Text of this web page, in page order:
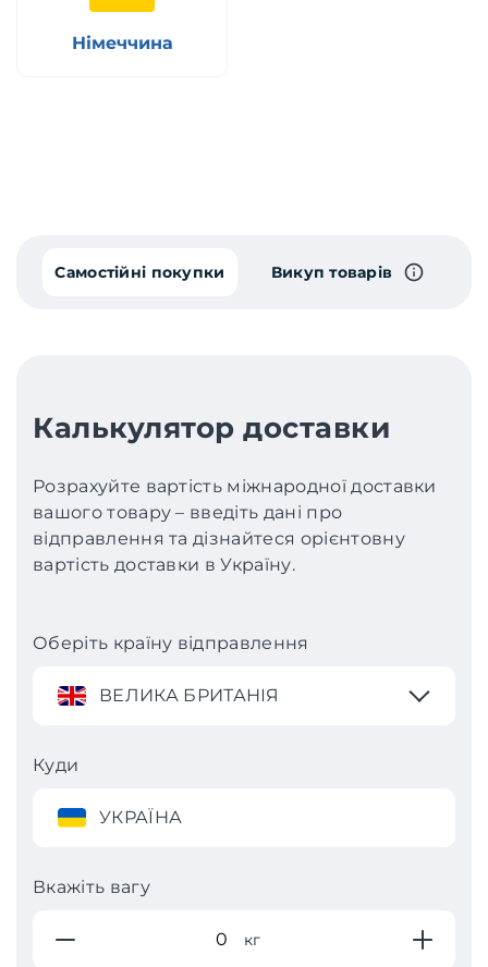
Німеччина
Самостійні покупки Викуп товарів
Калькулятор доставки
Розрахуйте вартість міжнародної доставки
вашого товару – введіть дані про
відправлення та дізнайтеся орієнтовну
вартість доставки в Україну.
Оберіть країну відправлення
ВЕЛИКА БРИТАНІЯ
Куди
УКРАЇНА
Вкажіть вагу
кг